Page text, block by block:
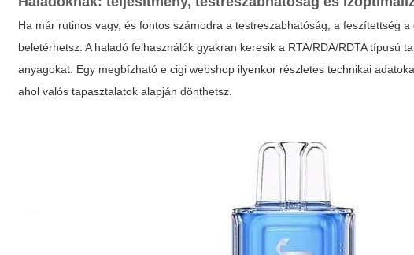
Ha már rutinos vagy, és fontos számodra a testreszabhatóság, a feszítettség
beletérhetsz. A haladó felhasználók gyakran keresik a RTA/RDA/RDTA
anyagokat. Egy megbízhatóe cigi webshop ilyenkor részletes technikai
ahol valós tapasztalatok alapján dönthetsz.